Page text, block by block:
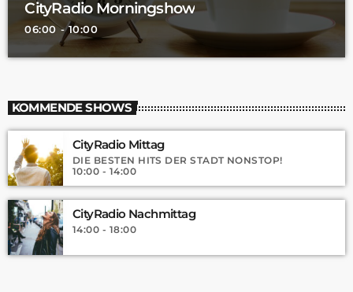
CityRadio Morningshow
06:00 - 10:00
KOMMENDE SHOWS
CityRadio Mittag
DIE BESTEN HITS DER STADT NONSTOP!
10:00 - 14:00
CityRadio Nachmittag
14:00 - 18:00